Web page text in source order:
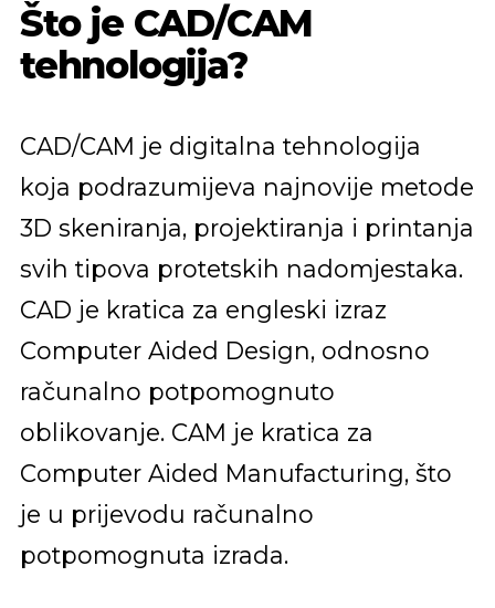
Što je CAD/CAM
tehnologija?
CAD/CAM je digitalna tehnologija
koja podrazumijeva najnovije metode
3D skeniranja, projektiranja i printanja
svih tipova protetskih nadomjestaka.
CAD je kratica za engleski izraz
Computer Aided Design, odnosno
računalno potpomognuto
oblikovanje. CAM je kratica za
Computer Aided Manufacturing, što
je u prijevodu računalno
potpomognuta izrada.